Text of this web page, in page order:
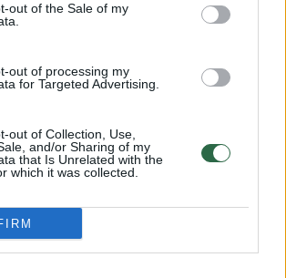
out of the Sale of my
out of processing my
for Targeted Advertising.
out of Collection, Use,
and/or Sharing of my
that Is Unrelated with the
which it was collected.
100 džiazo festivalių 4
Birštono festivalyje trimitininkas
vieną kartą. Šįmet jis grojo
džiazo orkestru ir pasirodė
bei Kauno bigbendo